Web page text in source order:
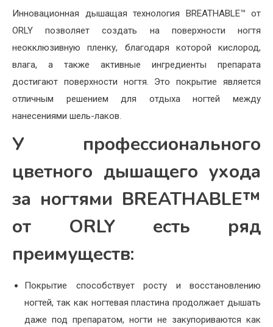
Инновационная дышащая технология BREATHABLE™ от
ORLY позволяет создать на поверхности ногтя
неокклюзивную пленку, благодаря которой кислород,
влага, а также активные ингредиенты препарата
достигают поверхности ногтя. Это покрытие является
отличным решением для отдыха ногтей между
нанесениями шель-лаков.
У профессионального
цветного дышащего ухода
за ногтями BREATHABLE™
от ORLY есть ряд
преимуществ:
Покрытие способствует росту и восстановлению
ногтей, так как ногтевая пластина продолжает дышать
даже под препаратом, ногти не закупориваются как